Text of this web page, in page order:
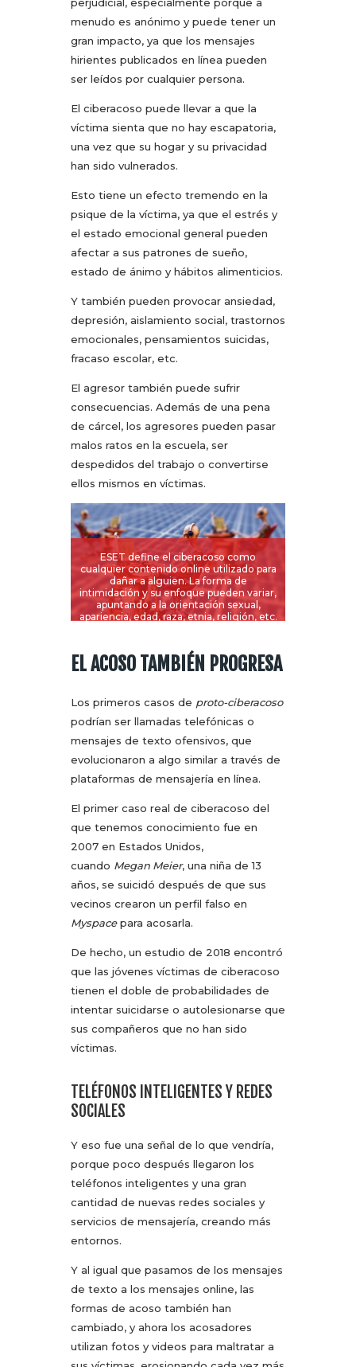
menudo es anónimo y puede tener un
gran impacto, ya que los mensajes
hirientes publicados en línea pueden
ser leídos por cualquier persona.
El ciberacoso puede llevar a que la
víctima sienta que no hay escapatoria,
una vez que su hogar y su privacidad
han sido vulnerados.
Esto tiene un efecto tremendo en la
psique de la víctima, ya que el estrés y
el estado emocional general pueden
afectar a sus patrones de sueño,
estado de ánimo y hábitos alimenticios.
Y también pueden provocar ansiedad,
depresión, aislamiento social, trastornos
emocionales, pensamientos suicidas,
fracaso escolar, etc.
El agresor también puede sufrir
consecuencias. Además de una pena
de cárcel, los agresores pueden pasar
malos ratos en la escuela, ser
despedidos del trabajo o convertirse
ellos mismos en víctimas.
ESET define el ciberacoso como
cualquier contenido online utilizado para
dañar a alguien. La forma de
intimidación y su enfoque pueden variar,
apuntando a la orientación sexual,
apariencia, edad, raza, etnia, religión, etc.
EL ACOSO TAMBIÉN PROGRESA
Los primeros casos de proto-ciberacoso
podrían ser llamadas telefónicas o
mensajes de texto ofensivos, que
evolucionaron a algo similar a través de
plataformas de mensajería en línea.
El primer caso real de ciberacoso del
que tenemos conocimiento fue en
2007 en Estados Unidos,
cuando Megan Meier, una niña de 13
años, se suicidó después de que sus
vecinos crearon un perfil falso en
Myspacepara acosarla.
De hecho, un estudio de 2018 encontró
que las jóvenes víctimas de ciberacoso
tienen el doble de probabilidades de
intentar suicidarse o autolesionarse que
sus compañeros que no han sido
víctimas.
TELÉFONOS INTELIGENTES Y REDES
SOCIALES
Y eso fue una señal de lo que vendría,
porque poco después llegaron los
teléfonos inteligentes y una gran
cantidad de nuevas redes sociales y
servicios de mensajería, creando más
entornos.
Y al igual que pasamos de los mensajes
de texto a los mensajes online, las
formas de acoso también han
cambiado, y ahora los acosadores
utilizan fotos y videos para maltratar a